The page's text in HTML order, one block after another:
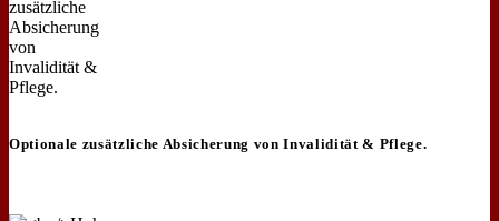
Optionale zusätzliche Absicherung von Invalidität & Pflege.